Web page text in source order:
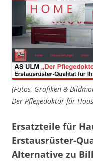
(Fotos, Grafiken &
Der Pflegedoktor für
Ersatzteile für
Erstausrüster-
Alternative zu